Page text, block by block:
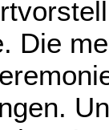
Die